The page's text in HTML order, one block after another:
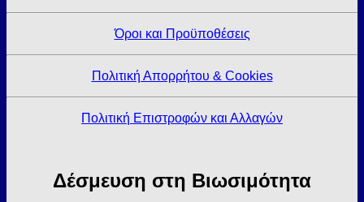
Όροι και Προϋποθέσεις
Πολιτική Απορρήτου & Cookies
Πολιτική Επιστροφών και Αλλαγών
Δέσμευση στη Βιωσιμότητα